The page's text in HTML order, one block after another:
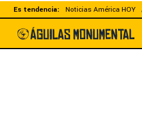
Es tendencia: Noticias América HOY